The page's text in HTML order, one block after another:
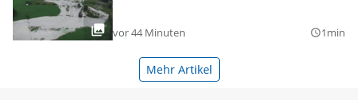
vor 44 Minuten query_builder1min
Mehr Artikel